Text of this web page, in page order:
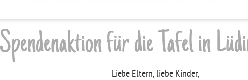
Spendenaktion für die Tafel in
Liebe Eltern, liebe Kinder,